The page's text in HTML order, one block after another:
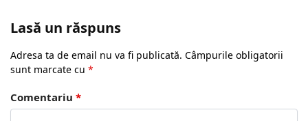
Lasă un răspuns
Adresa ta de email nu va fi publicată. Câmpurile obligatorii
sunt marcate cu *
Comentariu *